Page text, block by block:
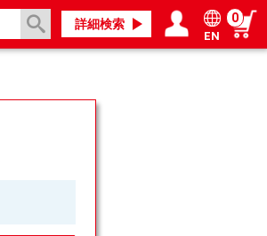
詳細検索
EN
0